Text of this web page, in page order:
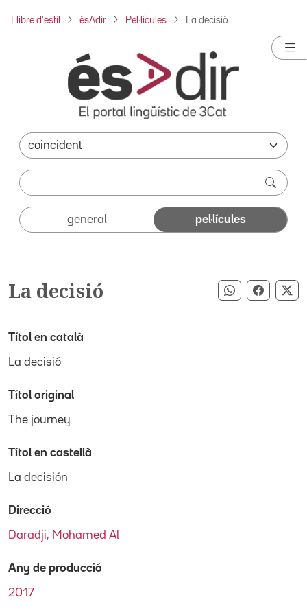
Llibre d'estil ésAdir Pel·lícules La decisió
general pel·lícules
La decisió Compartir
Títol en català
La decisió
Títol original
The journey
Títol en castellà
La decisión
Direcció
Daradji, Mohamed Al
Any de producció
2017